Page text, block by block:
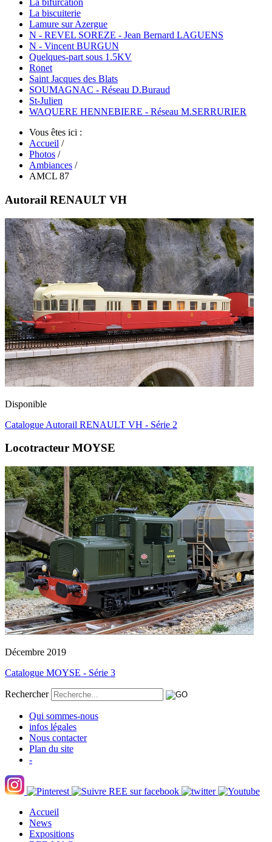
La bifurcation
La biscuiterie
Lamure sur Azergue
N - REVEL SOREZE - Jean Bernard LAGUENS
N - Vincent BURGUN
Quelques-part sous 1.5KV
Ronet
Saint Jacques des Blats
SOUMAGNAC - Réseau D.Buraud
St-Julien
WAQUERE HENNEBIERE - Réseau M.SERRURIER
Vous êtes ici :
Accueil /
Photos /
Ambiances /
AMCL 87
Autorail RENAULT VH
Disponible
Catalogue Autorail RENAULT VH - Série 2
Locotracteur MOYSE
Décembre 2019
Catalogue MOYSE - Série 3
Rechercher
Qui sommes-nous
infos légales
Nous contacter
Plan du site
-
Accueil
News
Expositions